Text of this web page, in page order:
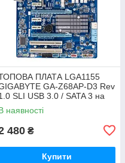
ПЛАТА LGA1155
GA-Z68AP-D3 Rev
SLI USB 3.0 / SATA 3 на
чіпсеті з ГАРАНТІЄЮ
наявності
480 ₴
Купити